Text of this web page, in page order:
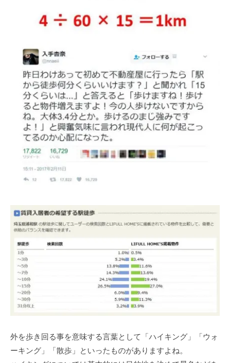
外を歩き回る事を意味する言葉として「ハイキング」「ウォ
ーキング」「散歩」といったものがありますよね。